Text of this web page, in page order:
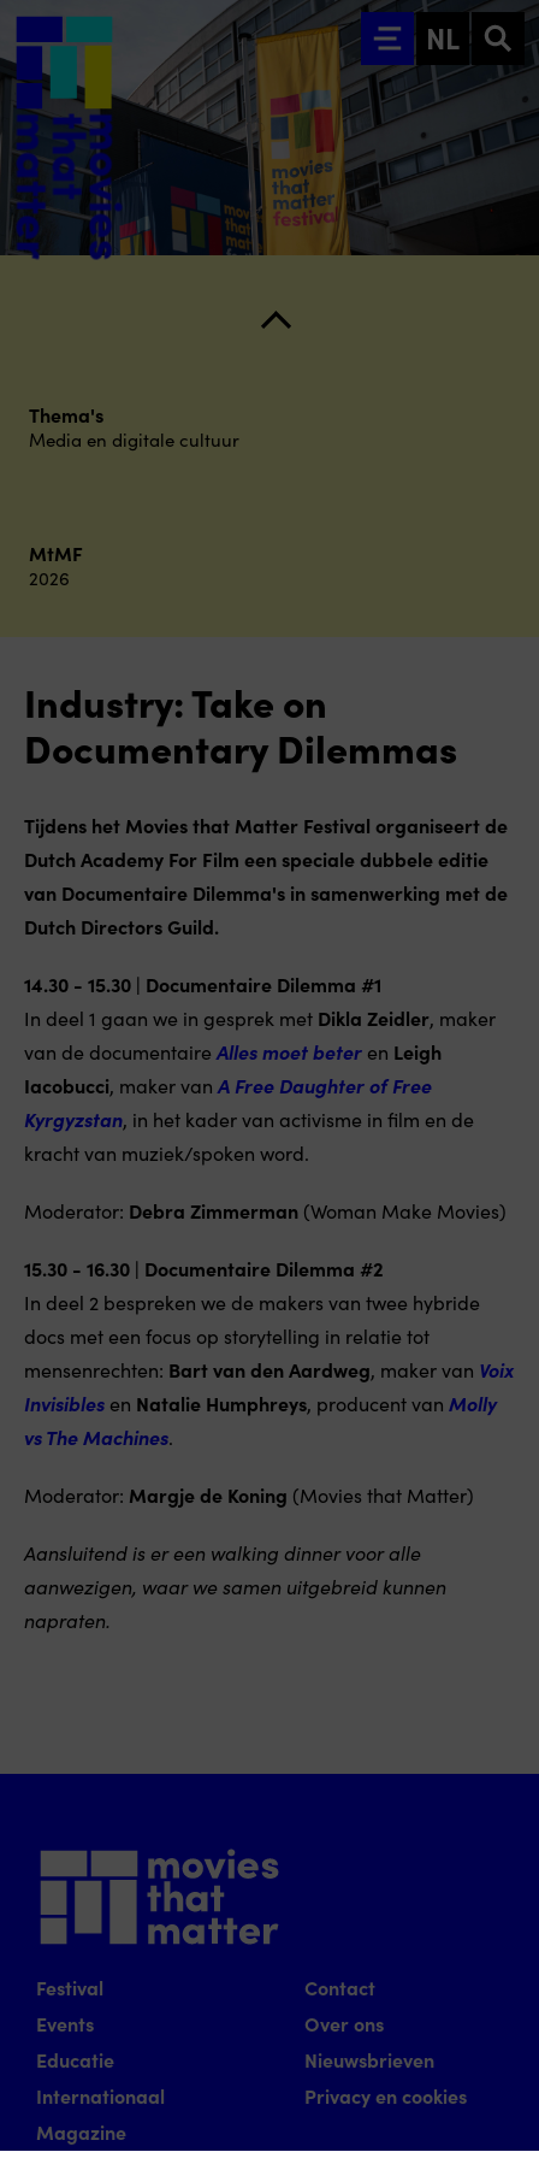
Ga naar hoofdinhoud
NL
Thema's
Media en digitale cultuur
MtMF
2026
Industry: Take on
Documentary Dilemmas
Tijdens het Movies that Matter Festival organiseert de
Dutch Academy For Film een speciale dubbele editie
van Documentaire Dilemma's in samenwerking met de
Dutch Directors Guild.
14.30 - 15.30 | Documentaire Dilemma #1
In deel 1 gaan we in gesprek met Dikla Zeidler, maker
van de documentaire Alles moet beter en Leigh
Iacobucci, maker van A Free Daughter of Free
Kyrgyzstan, in het kader van activisme in film en de
kracht van muziek/spoken word.
Moderator: Debra Zimmerman (Woman Make Movies)
15.30 - 16.30 | Documentaire Dilemma #2
In deel 2 bespreken we de makers van twee hybride
docs met een focus op storytelling in relatie tot
mensenrechten: Bart van den Aardweg, maker van Voix
Invisibles en Natalie Humphreys, producent van Molly
vs The Machines.
Moderator: Margje de Koning (Movies that Matter)
Aansluitend is er een walking dinner voor alle
aanwezigen, waar we samen uitgebreid kunnen
napraten.
Festival
Events
Educatie
Internationaal
Magazine
Contact
Over ons
Nieuwsbrieven
Privacy en cookies